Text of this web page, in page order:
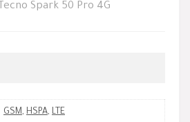
Tecno Spark 50 Pro 4G
GSM, HSPA, LTE